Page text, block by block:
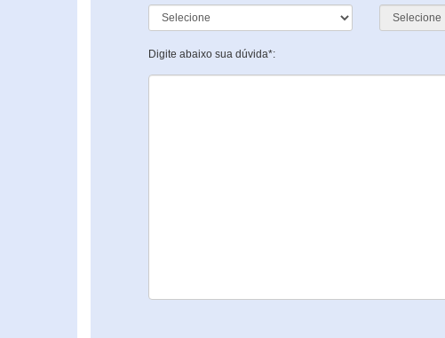
Digite abaixo sua dúvida*: